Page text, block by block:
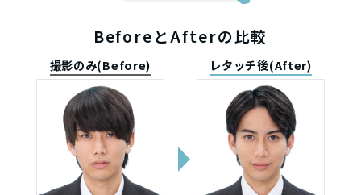
BeforeとAfterの比較
撮影のみ(Before) レタッチ後(After)